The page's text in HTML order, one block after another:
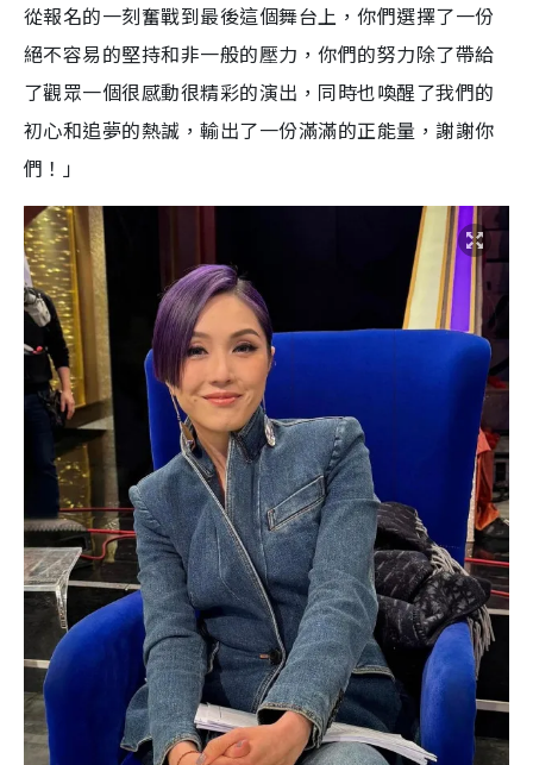
從報名的一刻奮戰到最後這個舞台上，你們選擇了一份
絕不容易的堅持和非一般的壓力，你們的努力除了帶給
了觀眾一個很感動很精彩的演出，同時也喚醒了我們的
初心和追夢的熱誠，輸出了一份滿滿的正能量，謝謝你
們！」